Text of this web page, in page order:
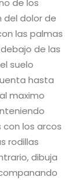
de los
del dolor de
las palmas
de las
suelo
hasta
maximo
los arcos
rodillas
dibuja